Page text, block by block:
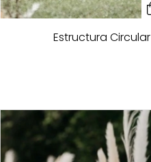
Estructura